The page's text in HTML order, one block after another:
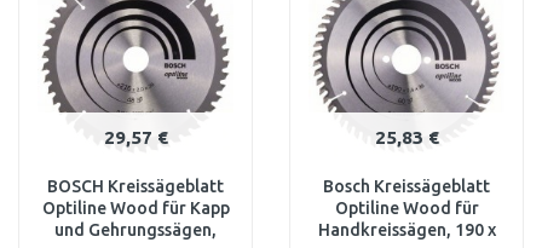
29,57 €
BOSCH Kreissägeblatt
Optiline Wood für Kapp
und Gehrungssägen,
25,83 €
Bosch Kreissägeblatt
Optiline Wood für
Handkreissägen, 190 x